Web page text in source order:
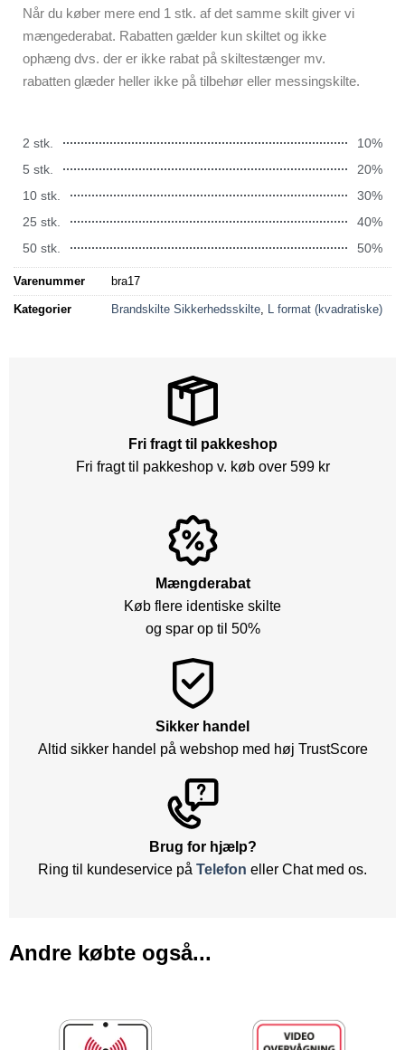
Når du køber mere end 1 stk. af det samme skilt giver vi
mængederabat. Rabatten gælder kun skiltet og ikke
ophæng dvs. der er ikke rabat på skiltestænger mv.
rabatten glæder heller ikke på tilbehør eller messingskilte.
2 stk.
10%
5 stk.
20%
10 stk.
30%
25 stk.
40%
50 stk.
50%
Varenummer bra17
Kategorier Brandskilte Sikkerhedsskilte, L format (kvadratiske)
Fri fragt til pakkeshop
Fri fragt til pakkeshop v. køb over 599 kr
Mængderabat
Køb flere identiske skilte
og spar op til 50%
Sikker handel
Altid sikker handel på webshop med høj TrustScore
Brug for hjælp?
Ring til kundeservice på Telefon eller Chat med os.
Andre købte også...